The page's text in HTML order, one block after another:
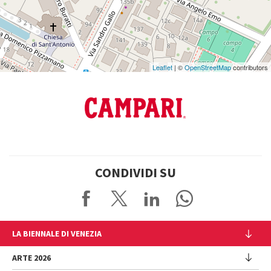
Leaflet | ©OpenStreetMapcontributors
CONDIVIDI SU
LA BIENNALE DI VENEZIA
L'Istituzione
ARTE 2026